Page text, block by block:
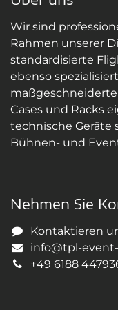
Wir sind
Rahmen unserer
standardisierte
ebenso
Cases und Racks
technische Geräte
Bühnen- und
Nehmen Sie
Kontaktieren
info@tpl-
+49 6188